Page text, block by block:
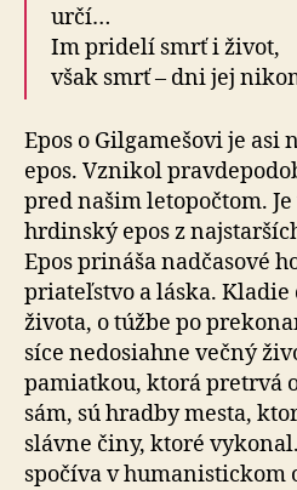
určí…
Im pridelí smrť i život,
však smrť – dni jej
Epos o Gilgamešovi je asi
epos. Vznikol
pred našim letopočtom.
hrdinský epos z
Epos prináša nadčasové
priateľstvo a láska. Kladie
života, o túžbe po
síce nedosiahne večný
pamiatkou, ktorá pretrvá
sám, sú hradby mesta,
slávne činy, ktoré
spočíva v humanistickom